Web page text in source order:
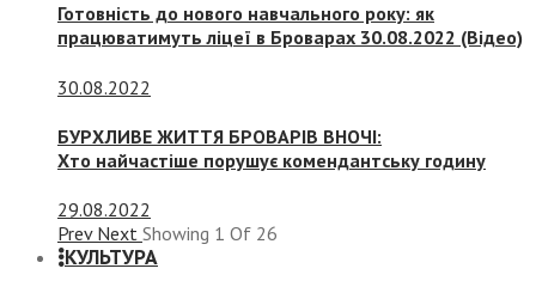
Готовність до нового навчального року: як
працюватимуть ліцеї в Броварах 30.08.2022 (Відео)
30.08.2022
БУРХЛИВЕ ЖИТТЯ БРОВАРІВ ВНОЧІ:
Хто найчастіше порушує комендантську годину
29.08.2022
Prev Next Showing 1 Of 26
КУЛЬТУРА